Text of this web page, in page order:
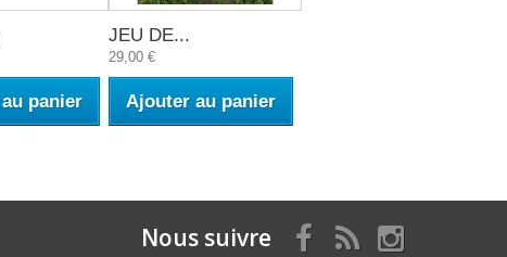
panier
JEU DE...
29,00 €
Ajouter au panier
Nous suivre